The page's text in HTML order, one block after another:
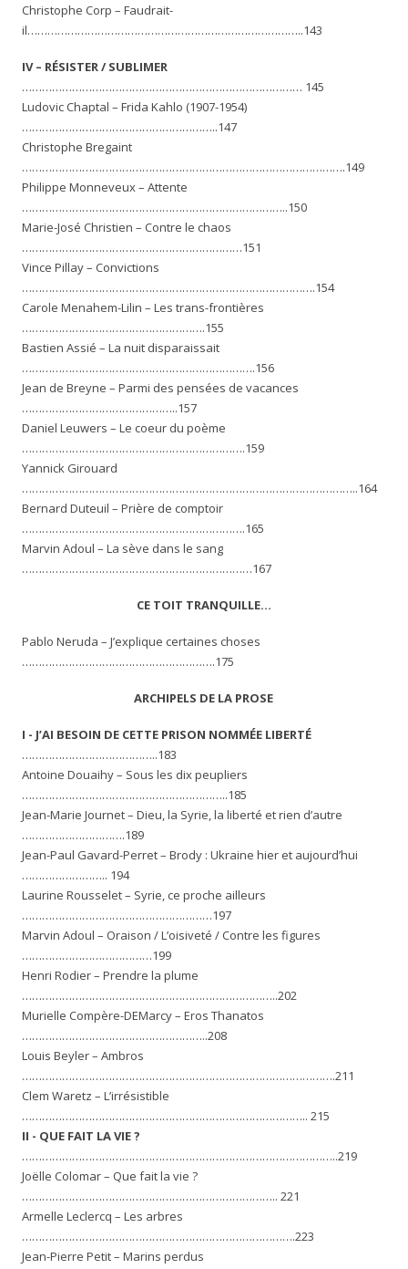
Christophe Corp – Faudrait-
il………………………………………………………………………..143
IV – RÉSISTER / SUBLIMER
………………………………………………………………………… 145
Ludovic Chaptal – Frida Kahlo (1907-1954)
…………………………………………………..147
Christophe Bregaint
…………………………………………………………………………………….149
Philippe Monneveux – Attente
……………………………………………………………………..150
Marie-José Christien – Contre le chaos
…………………………………………………………151
Vince Pillay – Convictions
…………………………………………………………………………….154
Carole Menahem-Lilin – Les trans-frontières
……………………………………………….155
Bastien Assié – La nuit disparaissait
…………………………………………………………….156
Jean de Breyne – Parmi des pensées de vacances
………………………………………..157
Daniel Leuwers – Le coeur du poème
………………………………………………………….159
Yannick Girouard
………………………………………………………………………………………..164
Bernard Duteuil – Prière de comptoir
………………………………………………………….165
Marvin Adoul – La sève dans le sang
……………………………………………………………167
CE TOIT TRANQUILLE…
Pablo Neruda – J’explique certaines choses
………………………………………………….175
ARCHIPELS DE LA PROSE
I - J’AI BESOIN DE CETTE PRISON NOMMÉE LIBERTÉ
…………………………………..183
Antoine Douaihy – Sous les dix peupliers
……………………………………………………..185
Jean-Marie Journet – Dieu, la Syrie, la liberté et rien d’autre
………………………….189
Jean-Paul Gavard-Perret – Brody : Ukraine hier et aujourd’hui
…………………….. 194
Laurine Rousselet – Syrie, ce proche ailleurs
…………………………………………………197
Marvin Adoul – Oraison / L’oisiveté / Contre les figures
…………………………………199
Henri Rodier – Prendre la plume
…………………………………………………………………..202
Murielle Compère-DEMarcy – Eros Thanatos
………………………………………………..208
Louis Beyler – Ambros
………………………………………………………………………………….211
Clem Waretz – L’irrésistible
………………………………………………………………………….. 215
II - QUE FAIT LA VIE ?
…………………………………………………………………………………..219
Joëlle Colomar – Que fait la vie ?
………………………………………………………………….. 221
Armelle Leclercq – Les arbres
……………………………………………………………………….223
Jean-Pierre Petit – Marins perdus